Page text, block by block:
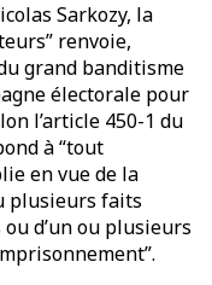
Sarkozy, la
renvoie,
grand banditisme
électorale pour
l’article 450-1 du
à “tout
en vue de la
plusieurs faits
d’un ou plusieurs